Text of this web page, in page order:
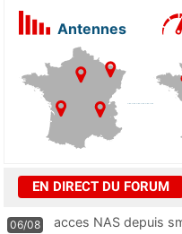
Antennes
EN DIRECT DU FORUM
06/08 acces NAS depuis